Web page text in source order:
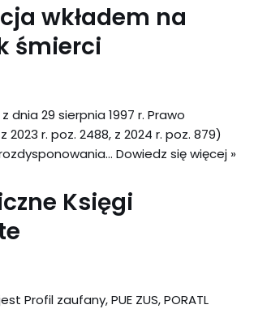
wkładem na
śmierci
dnia 29 sierpnia 1997 r. Prawo
2023 r. poz. 2488, z 2024 r. poz. 879)
Dowiedz się więcej »
Księgi
Profil zaufany, PUE ZUS, PORATL